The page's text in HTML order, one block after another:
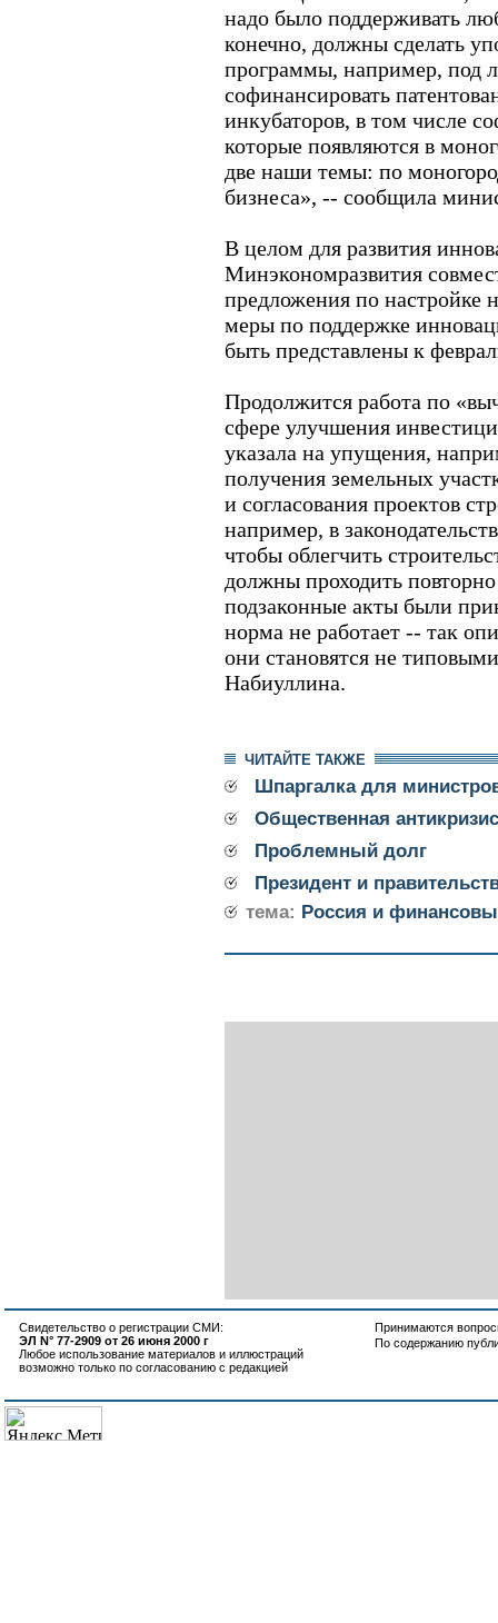
надо было поддерживать
конечно, должны сделать
программы, например, под
софинансировать
инкубаторов, в том числе
которые появляются в
две наши темы: по
бизнеса», -- сообщила
В целом для развития
Минэкономразвития
предложения по настройке
меры по поддержке
быть представлены к
Продолжится работа по
сфере улучшения
указала на упущения,
получения земельных
и согласования проектов
например, в
чтобы облегчить
должны проходить
подзаконные акты были
норма не работает -- так
они становятся не
Набиуллина.
ЧИТАЙТЕ ТАКЖЕ
Шпаргалка для
Общественная
Проблемный долг
Президент и
тема: Россия и
Свидетельство о регистрации СМИ:
ЭЛ N° 77-2909 от 26 июня 2000 г
Любое использование материалов и иллюстраций
возможно только по согласованию с редакцией
Принимаются
По содержанию